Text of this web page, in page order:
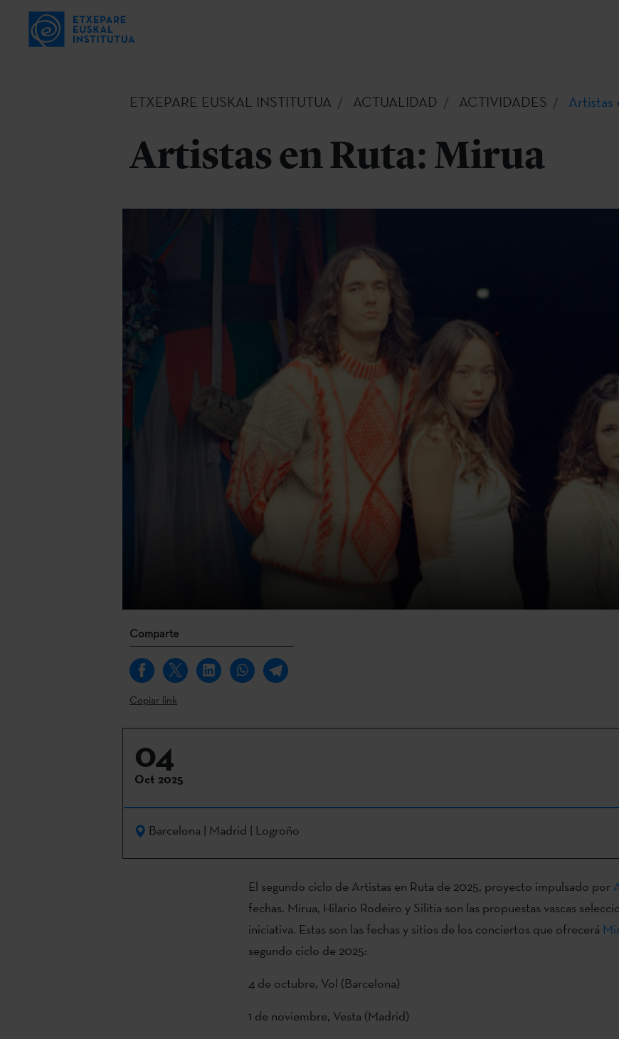
ETXEPARE EUSKAL INSTITUTUA ACTUALIDAD ACTIVIDADES Artistas
Artistas en Ruta: Mirua
Comparte
Copiar link
04
Oct 2025
Barcelona | Madrid | Logroño
El segundo ciclo de Artistas en Ruta de 2025, proyecto impulsado por
fechas. Mirua, Hilario Rodeiro y Silitia son las propuestas vascas
iniciativa. Estas son las fechas y sitios de los conciertos que ofrecerá
segundo ciclo de 2025:
4 de octubre, Vol (Barcelona)
1 de noviembre, Vesta (Madrid)